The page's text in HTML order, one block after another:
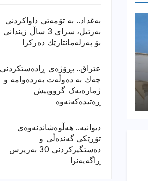
بەغداد.. بە تۆمەتی داواكردنی
بەرتیل، سزای 3 ساڵ زیندانی
بۆ پەرلەمانتارێك دەركرا
عێراق.. پڕۆژەی ڕادەستكردنی
چەك بە دەوڵەت بەردەوامە و
ژمارەیەک گرووپیش
ڕەتیدەکەنەوە
دیوانیە.. هەڵوەشاندنەوەی
تۆڕێكی گەندەڵی و
دەستگیركردنی 30 بەرپرس
ڕاگەیەنرا